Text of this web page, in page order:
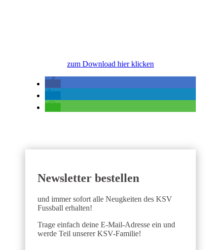
zum Download hier klicken
Newsletter bestellen
und immer sofort alle Neugkeiten des KSV
Fussball erhalten!
Trage einfach deine E-Mail-Adresse ein und
werde Teil unserer KSV-Familie!